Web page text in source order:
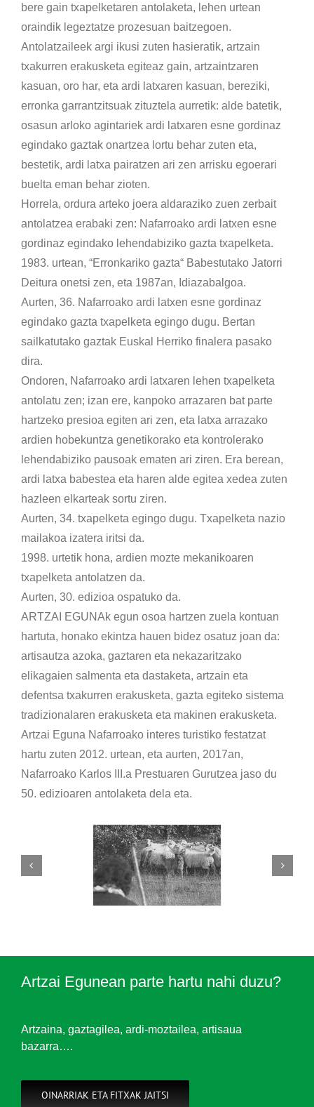
bere gain txapelketaren antolaketa, lehen urtean
oraindik legeztatze prozesuan baitzegoen.
Antolatzaileek argi ikusi zuten hasieratik, artzain
txakurren erakusketa egiteaz gain, artzaintzaren
kasuan, oro har, eta ardi latxaren kasuan, bereziki,
erronka garrantzitsuak zituztela aurretik: alde batetik,
osasun arloko agintariek ardi latxaren esne gordinaz
egindako gaztak onartzea lortu behar zuten eta,
bestetik, ardi latxa pairatzen ari zen arrisku egoerari
buelta eman behar zioten.
Horrela, ordura arteko joera aldaraziko zuen zerbait
antolatzea erabaki zen: Nafarroako ardi latxen esne
gordinaz egindako lehendabiziko gazta txapelketa.
1983. urtean, “Erronkariko gazta“ Babestutako Jatorri
Deitura onetsi zen, eta 1987an, Idiazabalgoa.
Aurten, 36. Nafarroako ardi latxen esne gordinaz
egindako gazta txapelketa egingo dugu. Bertan
sailkatutako gaztak Euskal Herriko finalera pasako
dira.
Ondoren, Nafarroako ardi latxaren lehen txapelketa
antolatu zen; izan ere, kanpoko arrazaren bat parte
hartzeko presioa egiten ari zen, eta latxa arrazako
ardien hobekuntza genetikorako eta kontrolerako
lehendabiziko pausoak ematen ari ziren. Era berean,
ardi latxa babestea eta haren alde egitea xedea zuten
hazleen elkarteak sortu ziren.
Aurten, 34. txapelketa egingo dugu. Txapelketa nazio
mailakoa izatera iritsi da.
1998. urtetik hona, ardien mozte mekanikoaren
txapelketa antolatzen da.
Aurten, 30. edizioa ospatuko da.
ARTZAI EGUNAk egun osoa hartzen zuela kontuan
hartuta, honako ekintza hauen bidez osatuz joan da:
artisautza azoka, gaztaren eta nekazaritzako
elikagaien salmenta eta dastaketa, artzain eta
defentsa txakurren erakusketa, gazta egiteko sistema
tradizionalaren erakusketa eta makinen erakusketa.
Artzai Eguna Nafarroako interes turistiko festatzat
hartu zuten 2012. urtean, eta aurten, 2017an,
Nafarroako Karlos III.a Prestuaren Gurutzea jaso du
50. edizioaren antolaketa dela eta.
Artzai Egunean parte hartu nahi duzu?
Artzaina, gaztagilea, ardi-moztailea, artisaua
bazarra….
OINARRIAK ETA FITXAK JAITSI